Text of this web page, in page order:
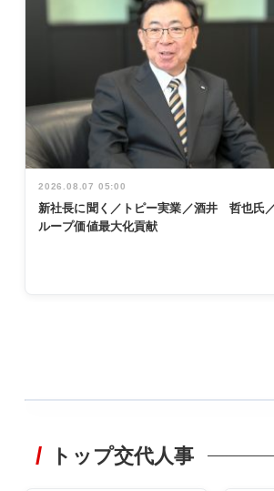
2026.08.07 05:00
新社長に聞く／トピー実業／酒井 哲也氏
ループ価値最大化貢献
非鉄業界で
トップ交代人事